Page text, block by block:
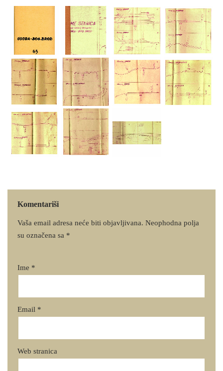
Komentariši
Vaša email adresa neće biti objavljivana. Neophodna polja
su označena sa *
Ime *
Email *
Web stranica